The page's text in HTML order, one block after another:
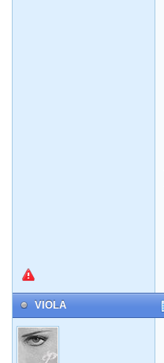
VIOLA